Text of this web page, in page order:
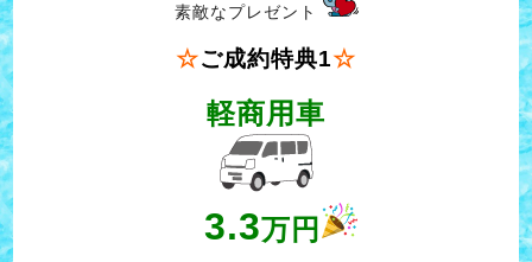
素敵なプレゼント
☆ご成約特典1☆
軽商用車
3.3万円